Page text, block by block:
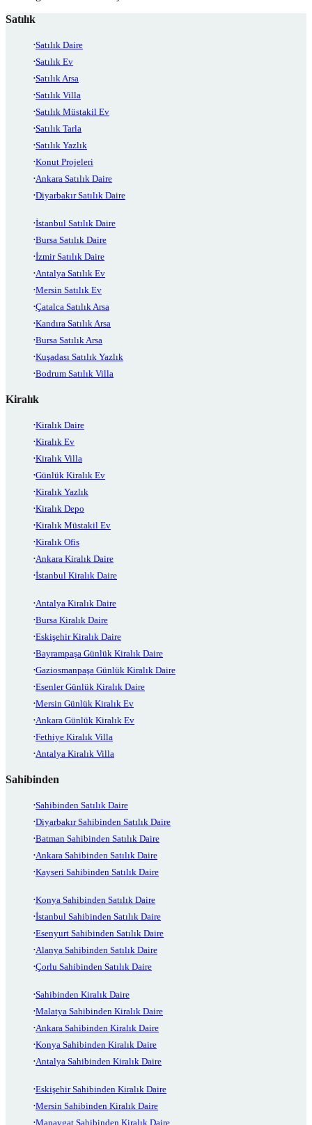
Satılık
Satılık Daire
Satılık Ev
Satılık Arsa
Satılık Villa
Satılık Müstakil Ev
Satılık Tarla
Satılık Yazlık
Konut Projeleri
Ankara Satılık Daire
Diyarbakır Satılık Daire
İstanbul Satılık Daire
Bursa Satılık Daire
İzmir Satılık Daire
Antalya Satılık Ev
Mersin Satılık Ev
Çatalca Satılık Arsa
Kandıra Satılık Arsa
Bursa Satılık Arsa
Kuşadası Satılık Yazlık
Bodrum Satılık Villa
Kiralık
Kiralık Daire
Kiralık Ev
Kiralık Villa
Günlük Kiralık Ev
Kiralık Yazlık
Kiralık Depo
Kiralık Müstakil Ev
Kiralık Ofis
Ankara Kiralık Daire
İstanbul Kiralık Daire
Antalya Kiralık Daire
Bursa Kiralık Daire
Eskişehir Kiralık Daire
Bayrampaşa Günlük Kiralık Daire
Gaziosmanpaşa Günlük Kiralık Daire
Esenler Günlük Kiralık Daire
Mersin Günlük Kiralık Ev
Ankara Günlük Kiralık Ev
Fethiye Kiralık Villa
Antalya Kiralık Villa
Sahibinden
Sahibinden Satılık Daire
Diyarbakır Sahibinden Satılık Daire
Batman Sahibinden Satılık Daire
Ankara Sahibinden Satılık Daire
Kayseri Sahibinden Satılık Daire
Konya Sahibinden Satılık Daire
İstanbul Sahibinden Satılık Daire
Esenyurt Sahibinden Satılık Daire
Alanya Sahibinden Satılık Daire
Çorlu Sahibinden Satılık Daire
Sahibinden Kiralık Daire
Malatya Sahibinden Kiralık Daire
Ankara Sahibinden Kiralık Daire
Konya Sahibinden Kiralık Daire
Antalya Sahibinden Kiralık Daire
Eskişehir Sahibinden Kiralık Daire
Mersin Sahibinden Kiralık Daire
Manavgat Sahibinden Kiralık Daire